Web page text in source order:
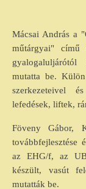
Mácsai András a
műtárgyai" című
mutatta be.
szerkezeteivel
lefedések, liftek,
Föveny Gábor,
továbbfejlesztése
az EHG/f, az
készült, vasút
mutatták be.